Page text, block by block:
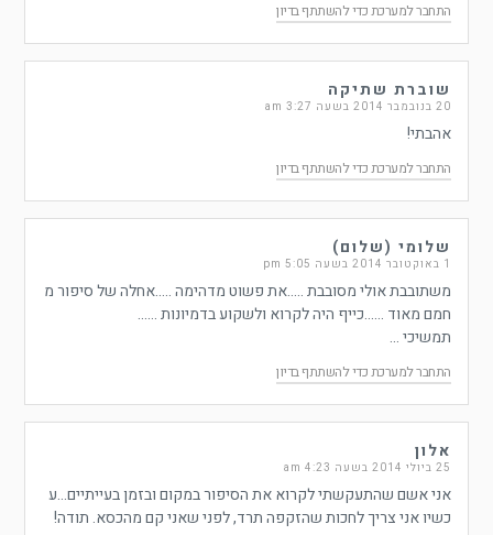
התחבר למערכת כדי להשתתף בדיון
שוברת שתיקה
20 בנובמבר 2014 בשעה 3:27 am
אהבתי!
התחבר למערכת כדי להשתתף בדיון
שלומי (שלום)
1 באוקטובר 2014 בשעה 5:05 pm
משתובבת אולי מסובבת …..את פשוט מדהימה …..אחלה של סיפור מ
חמם מאוד ……כייף היה לקרוא ולשקוע בדמיונות ……
תמשיכי …
התחבר למערכת כדי להשתתף בדיון
אלון
25 ביולי 2014 בשעה 4:23 am
אני אשם שהתעקשתי לקרוא את הסיפור במקום ובזמן בעייתיים…ע
כשיו אני צריך לחכות שהזקפה תרד, לפני שאני קם מהכסא. תודה!